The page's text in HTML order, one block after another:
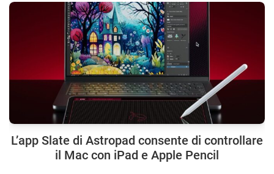
L’app Slate di Astropad consente di controllare
il Mac con iPad e Apple Pencil